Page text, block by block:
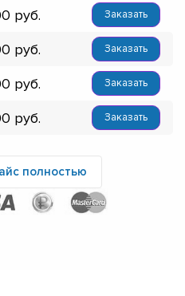
Заказать
Заказать
Заказать
Заказать
полностью